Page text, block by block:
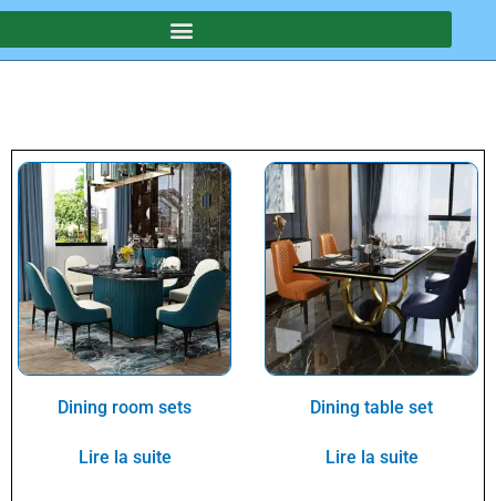
Dining room sets
Lire la suite
Dining table set
Lire la suite